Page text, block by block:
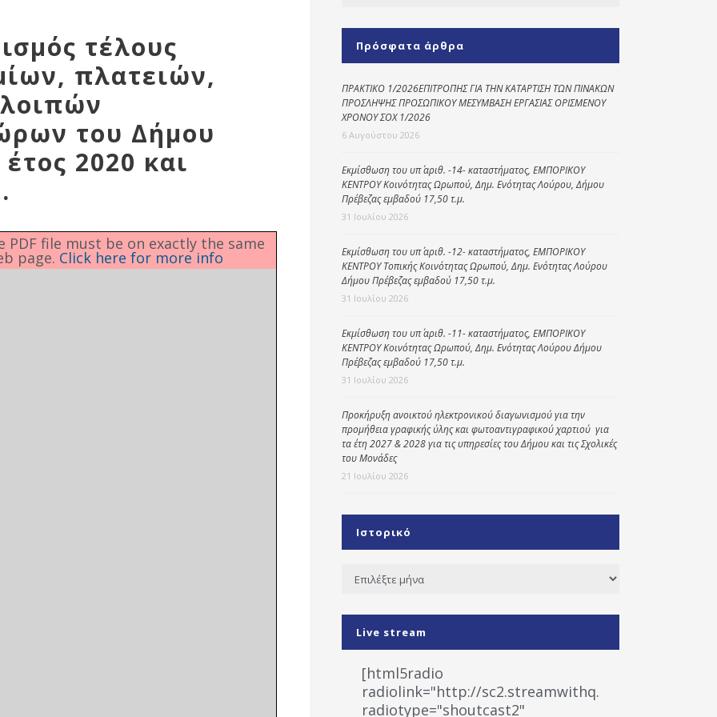
Kοινωνικό
φαρμακείο
Πρόγραμμα
Φροντίδας
Ηλικιωμένων
(Κ.Η.Φ.Η.) Πρέβεζας
τέλους
πλατειών,
του Δήμου
2020 και
file must be on exactly the same
page. Click here for more info
Πρόσφατα άρθρα
ΠΡΑΚΤΙΚΟ 1/2026ΕΠΙΤΡΟΠΗΣ ΓΙΑ ΤΗΝ ΚΑΤΑΡΤΙΣΗ ΤΩΝ ΠΙΝΑΚΩΝ
ΠΡΟΣΛΗΨΗΣ ΠΡΟΣΩΠΙΚΟΥ ΜΕΣΥΜΒΑΣΗ ΕΡΓΑΣΙΑΣ ΟΡΙΣΜΕΝΟΥ
ΧΡΟΝΟΥ ΣΟΧ 1/2026
6 Αυγούστου 2026
Εκμίσθωση του υπ΄ αριθ. -14- καταστήματος, ΕΜΠΟΡΙΚΟΥ
ΚΕΝΤΡΟΥ Κοινότητας Ωρωπού, Δημ. Ενότητας Λούρου, Δήμου
Πρέβεζας εμβαδού 17,50 τ.μ.
31 Ιουλίου 2026
Εκμίσθωση του υπ΄ αριθ. -12- καταστήματος, ΕΜΠΟΡΙΚΟΥ
ΚΕΝΤΡΟΥ Τοπικής Κοινότητας Ωρωπού, Δημ. Ενότητας Λούρου
Δήμου Πρέβεζας εμβαδού 17,50 τ.μ.
31 Ιουλίου 2026
Εκμίσθωση του υπ΄ αριθ. -11- καταστήματος, ΕΜΠΟΡΙΚΟΥ
ΚΕΝΤΡΟΥ Κοινότητας Ωρωπού, Δημ. Ενότητας Λούρου Δήμου
Πρέβεζας εμβαδού 17,50 τ.μ.
31 Ιουλίου 2026
Προκήρυξη ανοικτού ηλεκτρονικού διαγωνισμού για την
προμήθεια γραφικής ύλης και φωτοαντιγραφικού χαρτιού για
τα έτη 2027 & 2028 για τις υπηρεσίες του Δήμου και τις Σχολικές
του Μονάδες
21 Ιουλίου 2026
Ιστορικό
Ιστορικό
Live stream
[html5radio
radiolink="http://sc2.streamwithq.com:8028/
radiotype="shoutcast2"